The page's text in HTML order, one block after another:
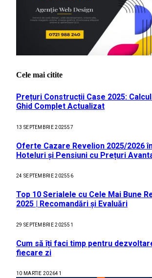
Cele mai citite
Prețuri Construcții Case 2025:
Ghid Complet Actualizat
13 SEPTEMBRIE 202557
Oferte Cazare Revelion 2025/2026
Hoteluri și Pensiuni cu Prețuri
24 SEPTEMBRIE 202556
Top 10 Serialele cu Cele Mai Bune
2025 | Recomandări și Evaluări
29 SEPTEMBRIE 202551
Cum să îți faci timp pentru
fiecare zi
10 MARTIE 202641